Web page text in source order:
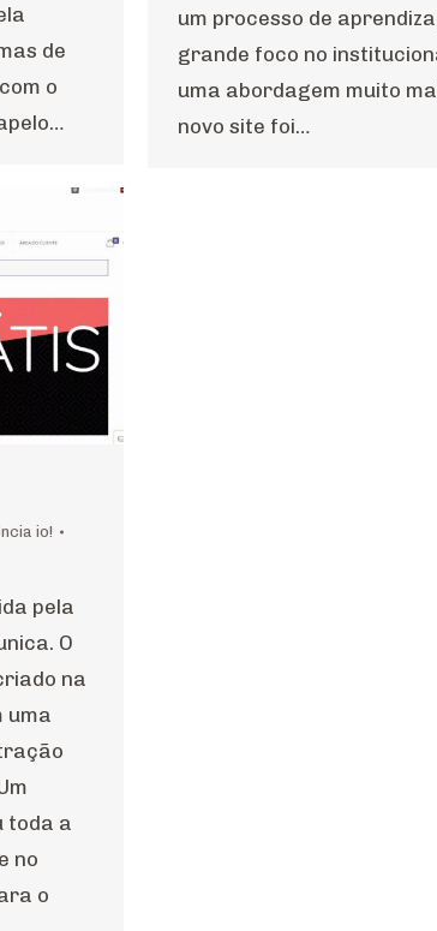
de
o
um processo de
grande foco no
uma abordagem muito
novo site foi…
io!
pela
O
na
uma
toda a
no
o